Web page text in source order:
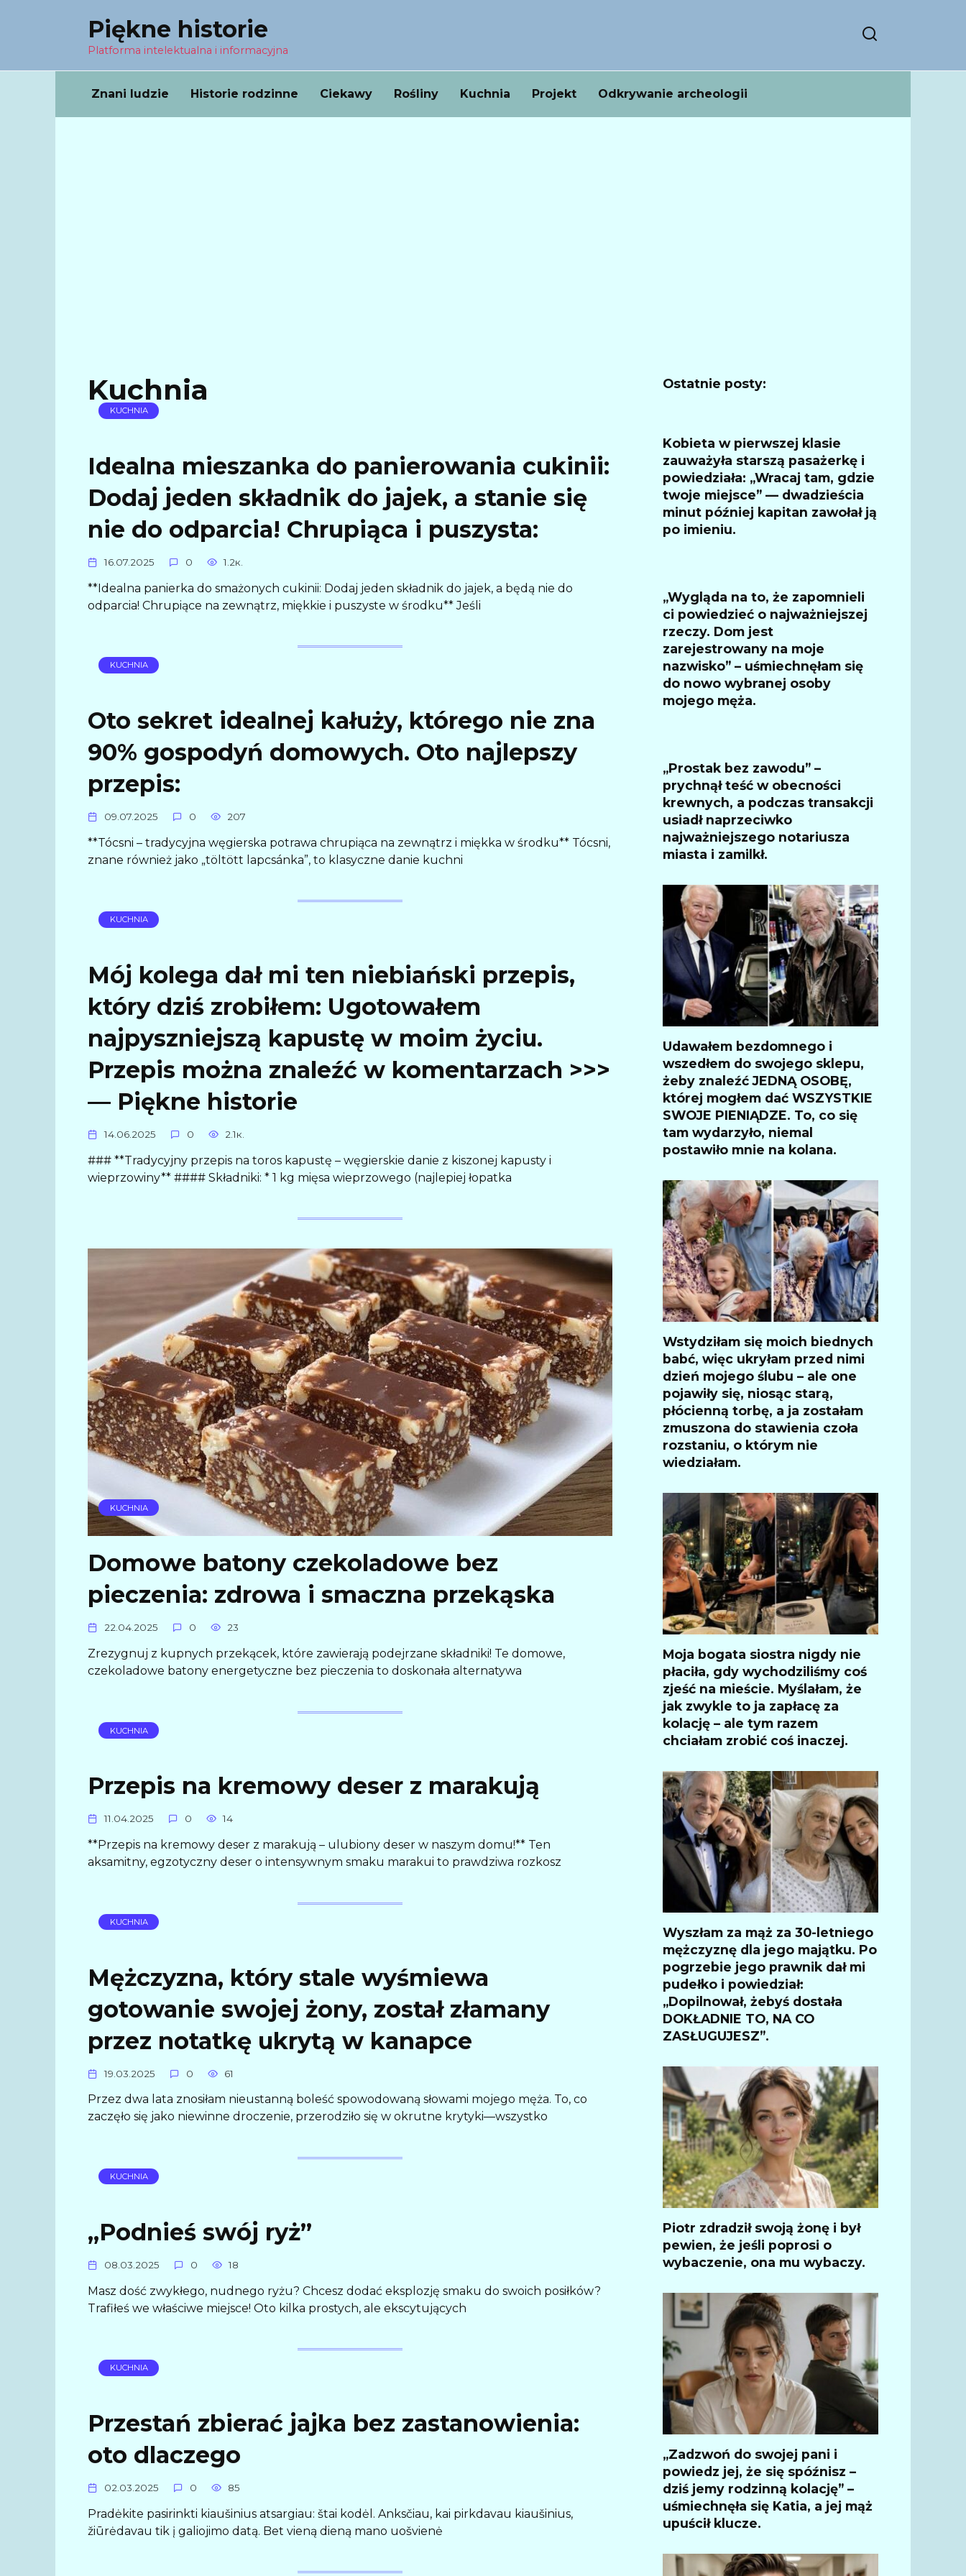
Piękne historie
Platforma intelektualna i informacyjna
Znani ludzie Historie rodzinne Ciekawy Rośliny Kuchnia Projekt Odkrywanie archeologii
Kuchnia
KUCHNIA
Idealna mieszanka do panierowania cukinii:
Dodaj jeden składnik do jajek, a stanie się
nie do odparcia! Chrupiąca i puszysta:
16.07.2025 0 1.2к.
**Idealna panierka do smażonych cukinii: Dodaj jeden składnik do jajek, a będą nie do
odparcia! Chrupiące na zewnątrz, miękkie i puszyste w środku** Jeśli
KUCHNIA
Oto sekret idealnej kałuży, którego nie zna
90% gospodyń domowych. Oto najlepszy
przepis:
09.07.2025 0 207
**Tócsni – tradycyjna węgierska potrawa chrupiąca na zewnątrz i miękka w środku** Tócsni,
znane również jako „töltött lapcsánka”, to klasyczne danie kuchni
KUCHNIA
Mój kolega dał mi ten niebiański przepis,
który dziś zrobiłem: Ugotowałem
najpyszniejszą kapustę w moim życiu.
Przepis można znaleźć w komentarzach >>>
— Piękne historie
14.06.2025 0 2.1к.
### **Tradycyjny przepis na toros kapustę – węgierskie danie z kiszonej kapusty i
wieprzowiny** #### Składniki: * 1 kg mięsa wieprzowego (najlepiej łopatka
KUCHNIA
Domowe batony czekoladowe bez
pieczenia: zdrowa i smaczna przekąska
22.04.2025 0 23
Zrezygnuj z kupnych przekąсek, które zawierają podejrzane składniki! Te domowe,
czekoladowe batony energetyczne bez pieczenia to doskonała alternatywa
KUCHNIA
Przepis na kremowy deser z marakują
11.04.2025 0 14
**Przepis na kremowy deser z marakują – ulubiony deser w naszym domu!** Ten
aksamitny, egzotyczny deser o intensywnym smaku marakui to prawdziwa rozkosz
KUCHNIA
Mężczyzna, który stale wyśmiewa
gotowanie swojej żony, został złamany
przez notatkę ukrytą w kanapce
19.03.2025 0 61
Przez dwa lata znosiłam nieustanną boleść spowodowaną słowami mojego męża. To, co
zaczęło się jako niewinne droczenie, przerodziło się w okrutne krytyki—wszystko
KUCHNIA
„Podnieś swój ryż”
08.03.2025 0 18
Masz dość zwykłego, nudnego ryżu? Chcesz dodać eksplozję smaku do swoich posiłków?
Trafiłeś we właściwe miejsce! Oto kilka prostych, ale ekscytujących
KUCHNIA
Przestań zbierać jajka bez zastanowienia:
oto dlaczego
02.03.2025 0 85
Pradėkite pasirinkti kiaušinius atsargiau: štai kodėl. Anksčiau, kai pirkdavau kiaušinius,
žiūrėdavau tik į galiojimo datą. Bet vieną dieną mano uošvienė
Ostatnie posty:
Kobieta w pierwszej klasie
zauważyła starszą pasażerkę i
powiedziała: „Wracaj tam, gdzie
twoje miejsce” — dwadzieścia
minut później kapitan zawołał ją
po imieniu.
„Wygląda na to, że zapomnieli
ci powiedzieć o najważniejszej
rzeczy. Dom jest
zarejestrowany na moje
nazwisko” – uśmiechnęłam się
do nowo wybranej osoby
mojego męża.
„Prostak bez zawodu” –
prychnął teść w obecności
krewnych, a podczas transakcji
usiadł naprzeciwko
najważniejszego notariusza
miasta i zamilkł.
Udawałem bezdomnego i
wszedłem do swojego sklepu,
żeby znaleźć JEDNĄ OSOBĘ,
której mogłem dać WSZYSTKIE
SWOJE PIENIĄDZE. To, co się
tam wydarzyło, niemal
postawiło mnie na kolana.
Wstydziłam się moich biednych
babć, więc ukryłam przed nimi
dzień mojego ślubu – ale one
pojawiły się, niosąc starą,
płócienną torbę, a ja zostałam
zmuszona do stawienia czoła
rozstaniu, o którym nie
wiedziałam.
Moja bogata siostra nigdy nie
płaciła, gdy wychodziliśmy coś
zjeść na mieście. Myślałam, że
jak zwykle to ja zapłacę za
kolację – ale tym razem
chciałam zrobić coś inaczej.
Wyszłam za mąż za 30-letniego
mężczyznę dla jego majątku. Po
pogrzebie jego prawnik dał mi
pudełko i powiedział:
„Dopilnował, żebyś dostała
DOKŁADNIE TO, NA CO
ZASŁUGUJESZ”.
Piotr zdradził swoją żonę i był
pewien, że jeśli poprosi o
wybaczenie, ona mu wybaczy.
„Zadzwoń do swojej pani i
powiedz jej, że się spóźnisz –
dziś jemy rodzinną kolację” –
uśmiechnęła się Katia, a jej mąż
upuścił klucze.